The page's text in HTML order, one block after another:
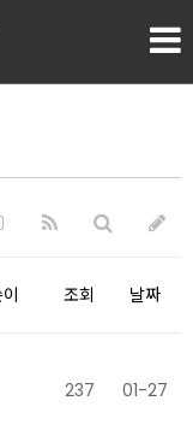
조회 날짜
237 01-27